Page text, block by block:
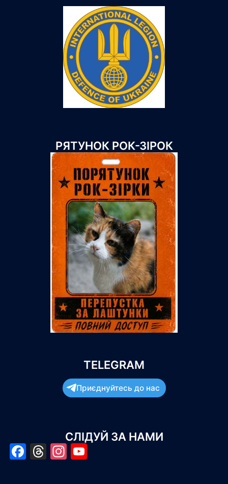
РЯТУНОК РОК-ЗІРОК
TELEGRAM
Приєднуйтесь до нас
СЛІДУЙ ЗА НАМИ
Facebook
Threads
Instagram